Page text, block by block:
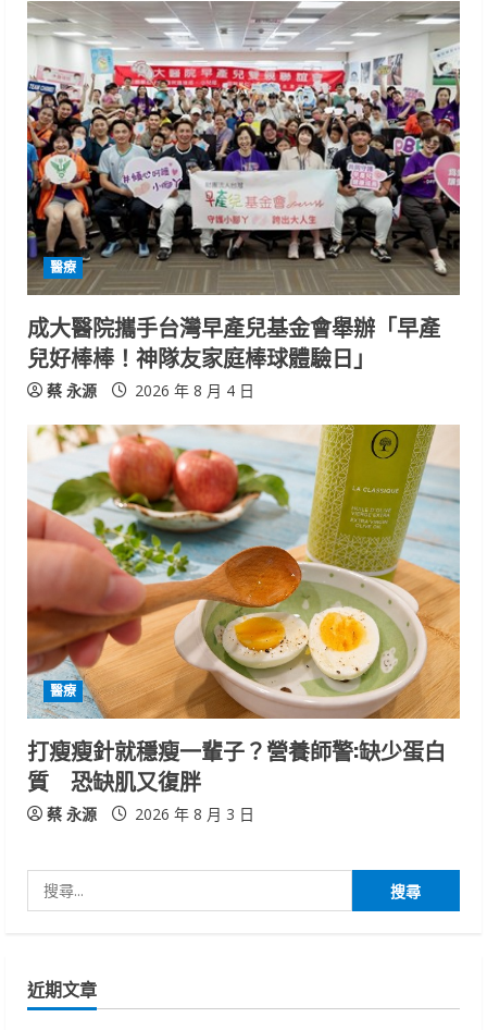
醫療
成大醫院攜手台灣早產兒基金會舉辦「早產
兒好棒棒！神隊友家庭棒球體驗日」
蔡 永源 2026 年 8 月 4 日
醫療
打瘦瘦針就穩瘦一輩子？營養師警:缺少蛋白
質 恐缺肌又復胖
蔡 永源 2026 年 8 月 3 日
尋
字:
近期文章